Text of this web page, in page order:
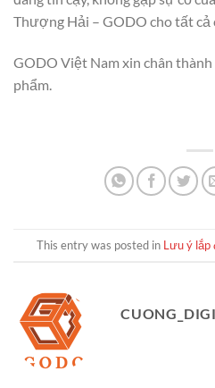
Thượng Hải – GODO cho tất cả
GODO Việt Nam xin chân
phẩm.
This entry was posted in Lưu ý lắp